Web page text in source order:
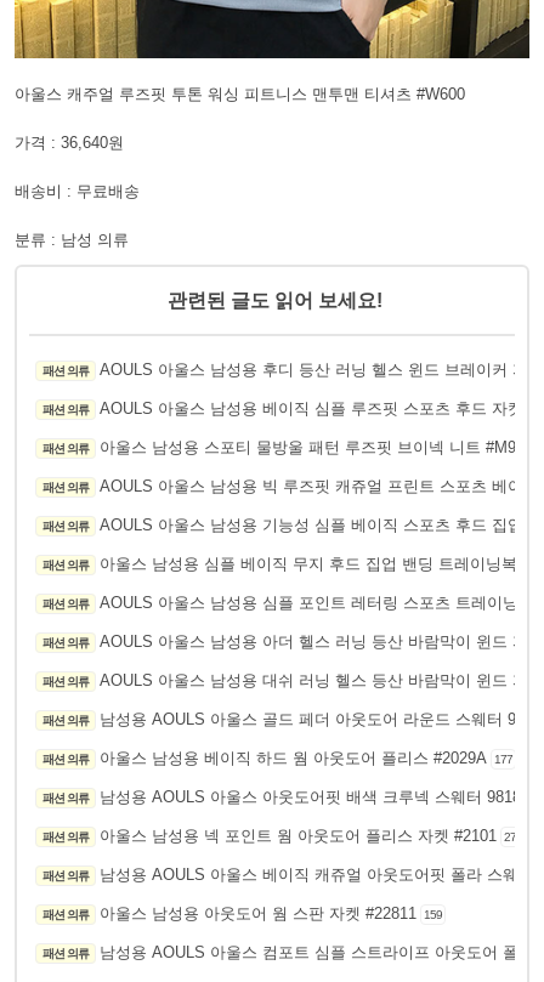
아울스 캐주얼 루즈핏 투톤 워싱 피트니스 맨투맨 티셔츠 #W600
가격 : 36,640원
배송비 : 무료배송
분류 : 남성 의류
관련된 글도 읽어 보세요!
패션 의류 AOULS 아울스 남성용 후디 등산 러닝 헬스 윈드 브레이커 자
패션 의류 AOULS 아울스 남성용 베이직 심플 루즈핏 스포츠 후드 자켓
패션 의류 아울스 남성용 스포티 물방울 패턴 루즈핏 브이넥 니트 #M947
패션 의류 AOULS 아울스 남성용 빅 루즈핏 캐쥬얼 프린트 스포츠 베이스
패션 의류 AOULS 아울스 남성용 기능성 심플 베이직 스포츠 후드 집업
패션 의류 아울스 남성용 심플 베이직 무지 후드 집업 밴딩 트레이닝복 상
패션 의류 AOULS 아울스 남성용 심플 포인트 레터링 스포츠 트레이닝 세
패션 의류 AOULS 아울스 남성용 아더 헬스 러닝 등산 바람막이 윈드 자
패션 의류 AOULS 아울스 남성용 대쉬 러닝 헬스 등산 바람막이 윈드 자
패션 의류 남성용 AOULS 아울스 골드 페더 아웃도어 라운드 스웨터 9826
패션 의류 아울스 남성용 베이직 하드 웜 아웃도어 플리스 #2029A 177
패션 의류 남성용 AOULS 아울스 아웃도어핏 배색 크루넥 스웨터 9818
패션 의류 아울스 남성용 넥 포인트 웜 아웃도어 플리스 자켓 #2101 271
패션 의류 남성용 AOULS 아울스 베이직 캐쥬얼 아웃도어핏 폴라 스웨터
패션 의류 아울스 남성용 아웃도어 웜 스판 자켓 #22811 159
패션 의류 남성용 AOULS 아울스 컴포트 심플 스트라이프 아웃도어 폴라